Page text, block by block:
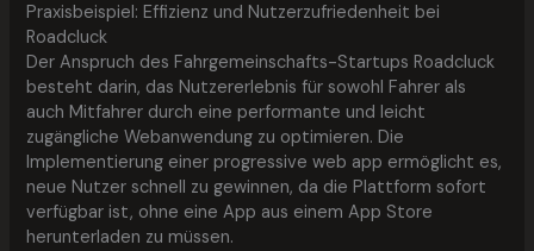
Praxisbeispiel: Effizienz und Nutzerzufriedenheit bei
Roadcluck
Der Anspruch des Fahrgemeinschafts-Startups Roadcluck
besteht darin, das Nutzererlebnis für sowohl Fahrer als
auch Mitfahrer durch eine performante und leicht
zugängliche Webanwendung zu optimieren. Die
Implementierung einer progressive web app ermöglicht es,
neue Nutzer schnell zu gewinnen, da die Plattform sofort
verfügbar ist, ohne eine App aus einem App Store
herunterladen zu müssen.